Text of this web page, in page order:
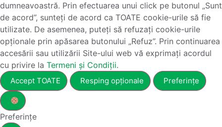
dumneavoastră. Prin efectuarea unui click pe butonul „Sunt
de acord”, sunteți de acord ca TOATE cookie-urile să fie
utilizate. De asemenea, puteți să refuzați cookie-urile
opționale prin apăsarea butonului „Refuz”. Prin continuarea
accesării sau utilizării Site-ului web vă exprimați acordul
cu privire la Termeni și Condiții.
Accept TOATE Resping opționale Preferințe
Preferințe